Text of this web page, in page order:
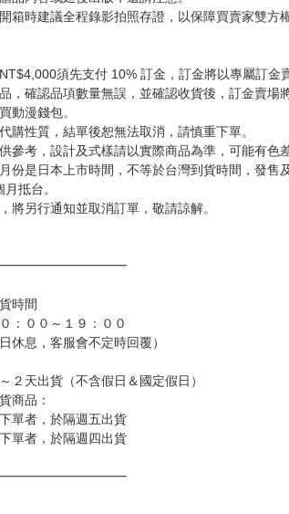
將不再提供購書服務，請另尋其他店家，謝謝。
起結帳，等訂單內所有商品到齊後一起發貨。
，商品圖為示意圖，請以實品為主。
疵，請務必取貨3日內留言反應，逾期不受理。
及退貨(內頁印刷瑕疵例外)
封，請私訊大廚協助。
消後三個工作天內未有任何反應，將直接加入黑
、依出版社最終公布為主。
品內容或延後出版，還請注意。
箱時建議全程錄影拍照存證，以保障買賣家雙方權
動漫錢包。
購性質，結單後恕無法取消，請慎重下單。
參考，設計及式樣請以實際商品為準，可能有色差
月抵台。
將另行通知並取消訂單，敬請諒解。
００～１９：００